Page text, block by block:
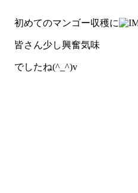
初めてのマンゴー収穫に
皆さん少し興奮気味
でしたね(^_^)v